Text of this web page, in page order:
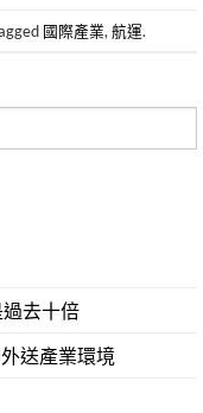
國際產業, 航運.
去十倍
送產業環境